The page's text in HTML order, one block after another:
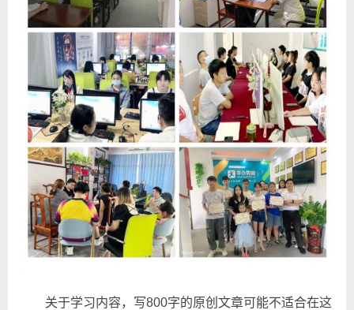
关于学习内容，写800字的原创文章可能不适合在这